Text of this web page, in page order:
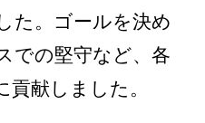
た。ゴールを決め
での堅守など、各
献しました。